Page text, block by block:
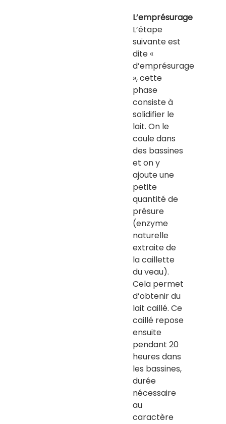
L’emprésurage
L’étape
suivante est
dite «
d’emprésurage
», cette
phase
consiste à
solidifier le
lait. On le
coule dans
des bassines
et on y
ajoute une
petite
quantité de
présure
(enzyme
naturelle
extraite de
la caillette
du veau).
Cela permet
d’obtenir du
lait caillé. Ce
caillé repose
ensuite
pendant 20
heures dans
les bassines,
durée
nécessaire
au
caractère